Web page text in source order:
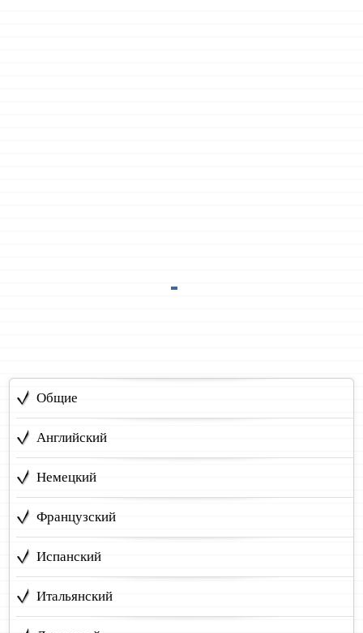
Общие
Английский
Немецкий
Французский
Испанский
Итальянский